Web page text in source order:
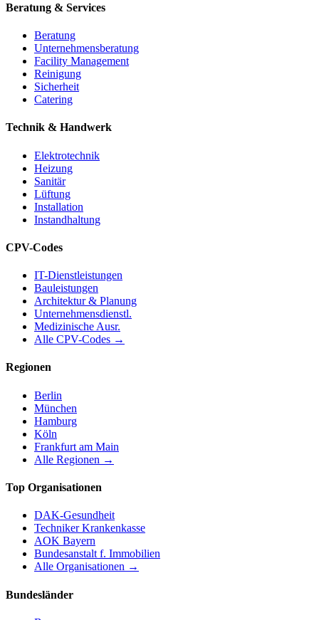
Beratung & Services
Beratung
Unternehmensberatung
Facility Management
Reinigung
Sicherheit
Catering
Technik & Handwerk
Elektrotechnik
Heizung
Sanitär
Lüftung
Installation
Instandhaltung
CPV-Codes
IT-Dienstleistungen
Bauleistungen
Architektur & Planung
Unternehmensdienstl.
Medizinische Ausr.
Alle CPV-Codes →
Regionen
Berlin
München
Hamburg
Köln
Frankfurt am Main
Alle Regionen →
Top Organisationen
DAK-Gesundheit
Techniker Krankenkasse
AOK Bayern
Bundesanstalt f. Immobilien
Alle Organisationen →
Bundesländer